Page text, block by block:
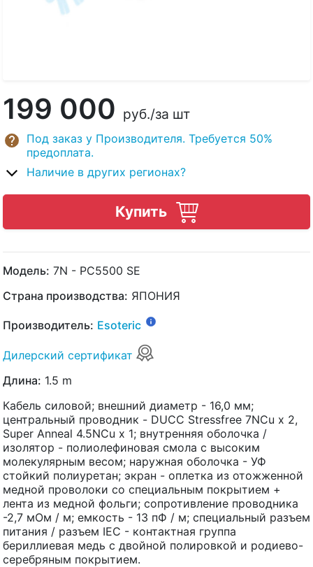
199 000 руб./за шт
Под заказ у Производителя. Требуется 50%
предоплата.
Наличие в других регионах?
Купить
Модель: 7N - PC5500 SE
Страна производства: ЯПОНИЯ
Производитель: Esoteric
Дилерский сертификат
Длина: 1.5 m
Кабель силовой; внешний диаметр - 16,0 мм;
центральный проводник - DUCC Stressfree 7NCu x 2,
Super Anneal 4.5NCu x 1; внутренняя оболочка /
изолятор - полиолефиновая смола с высоким
молекулярным весом; наружная оболочка - УФ
стойкий полиуретан; экран - оплетка из отожженной
медной проволоки со специальным покрытием +
лента из медной фольги; сопротивление проводника
-2,7 мОм / м; емкость - 13 пФ / м; специальный разъем
питания / разъем IEC - контактная группа
бериллиевая медь с двойной полировкой и родиево-
серебряным покрытием.